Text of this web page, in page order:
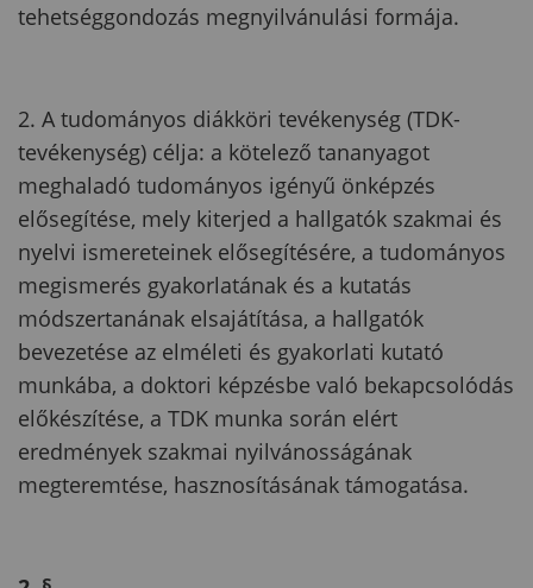
tehetséggondozás megnyilvánulási formája.
2. A tudományos diákköri tevékenység (TDK-
tevékenység) célja: a kötelező tananyagot
meghaladó tudományos igényű önképzés
elősegítése, mely kiterjed a hallgatók szakmai és
nyelvi ismereteinek elősegítésére, a tudományos
megismerés gyakorlatának és a kutatás
módszertanának elsajátítása, a hallgatók
bevezetése az elméleti és gyakorlati kutató
munkába, a doktori képzésbe való bekapcsolódás
előkészítése, a TDK munka során elért
eredmények szakmai nyilvánosságának
megteremtése, hasznosításának támogatása.